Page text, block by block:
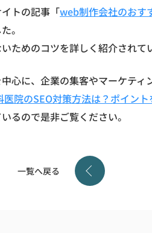
トの記事「web制作会社のおす
。
ためのコツを詳しく紹介されて
心に、企業の集客やマーケティ
医院のSEO対策方法は？ポイン
るので是非ご覧ください。
一覧へ戻る